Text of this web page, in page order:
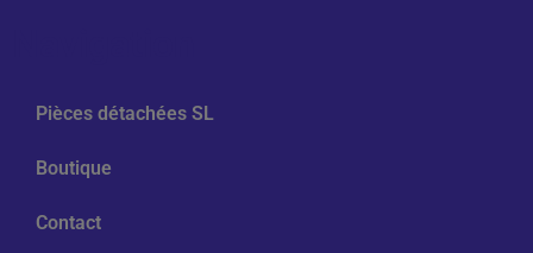
Pièces détachées SL
Boutique
Contact